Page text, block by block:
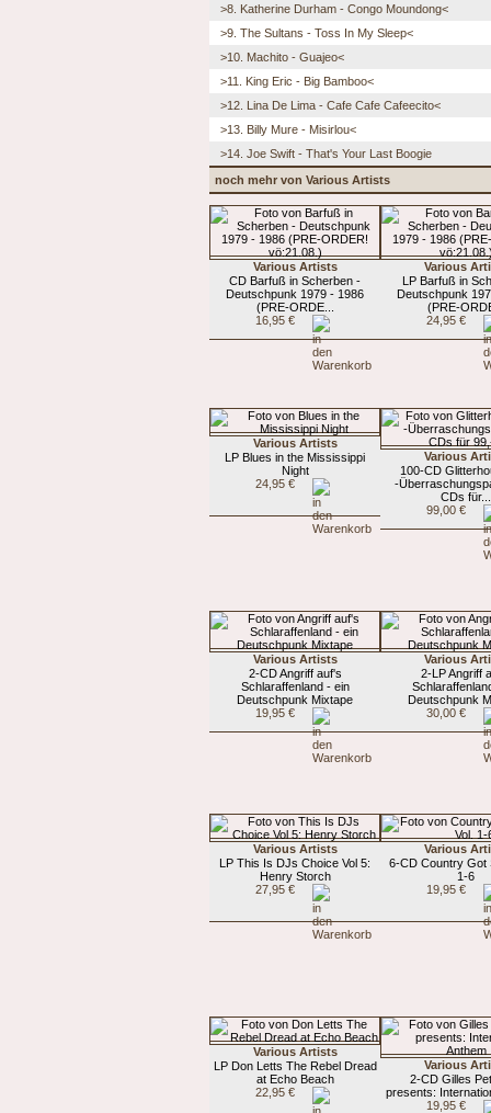
>8. Katherine Durham - Congo Moundong<
>9. The Sultans - Toss In My Sleep<
>10. Machito - Guajeo<
>11. King Eric - Big Bamboo<
>12. Lina De Lima - Cafe Cafe Cafeecito<
>13. Billy Mure - Misirlou<
>14. Joe Swift - That's Your Last Boogie
noch mehr von Various Artists
Various Artists
CD Barfuß in Scherben -
Deutschpunk 1979 - 1986
(PRE-ORDE...
16,95 €
Various
LP Barfuß in
Deutschpunk
(PRE-
24,95 €
Various Artists
LP Blues in the Mississippi
Night
24,95 €
Various
100-CD
-
CDs für...
99,00 €
Various Artists
2-CD Angriff auf's
Schlaraffenland - ein
Deutschpunk Mixtape
19,95 €
Various
2-LP Angriff
Deutschpunk
30,00 €
Various Artists
LP This Is DJs Choice Vol 5:
Henry Storch
27,95 €
Various
6-CD Country Got
1-6
19,95 €
Various Artists
LP Don Letts The Rebel Dread
at Echo Beach
22,95 €
Various
2-CD Gilles
presents:
19,95 €